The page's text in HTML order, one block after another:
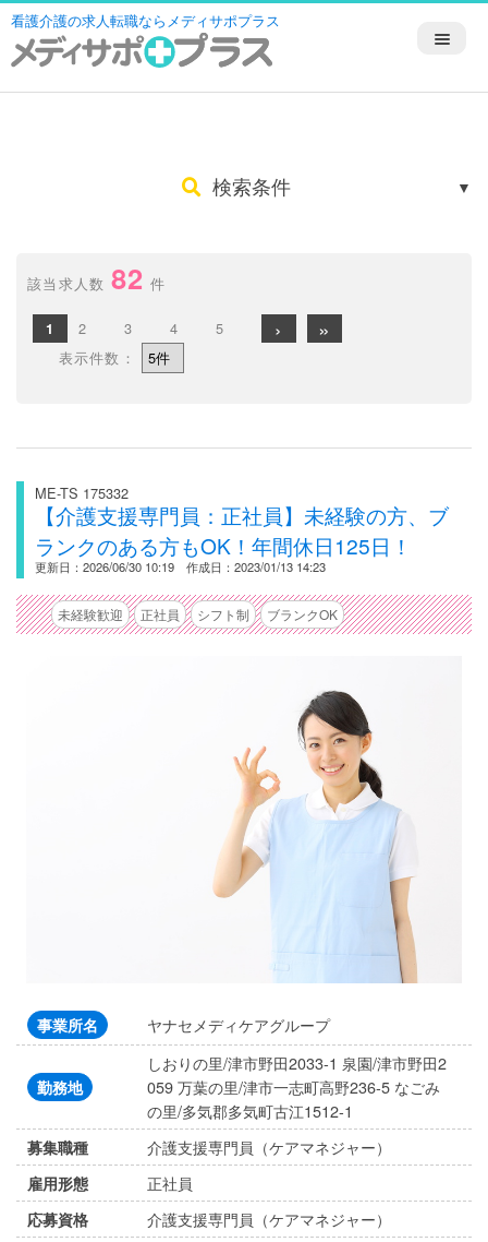
看護介護の求人転職ならメディサポプラス
検索条件
該当求人数 82 件
1 2 3 4 5 › »
表示件数：
ME-TS 175332
【介護支援専門員：正社員】未経験の方、ブ
ランクのある方もOK！年間休日125日！
更新日：2026/06/30 10:19 作成日：2023/01/13 14:23
未経験歓迎 正社員 シフト制 ブランクOK
事業所名 ヤナセメディケアグループ
勤務地
しおりの里/津市野田2033-1 泉園/津市野田2
059 万葉の里/津市一志町高野236-5 なごみ
の里/多気郡多気町古江1512-1
募集職種 介護支援専門員（ケアマネジャー）
雇用形態 正社員
応募資格 介護支援専門員（ケアマネジャー）